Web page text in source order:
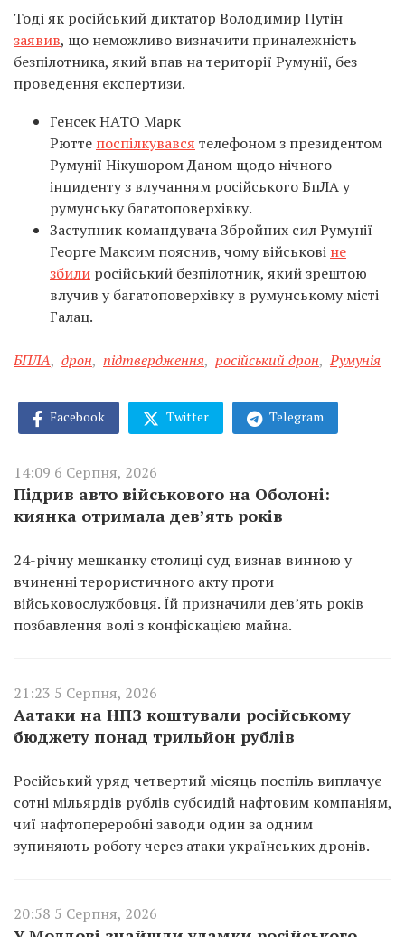
Тоді як російський диктатор Володимир Путін
заявив, що неможливо визначити приналежність
безпілотника, який впав на території Румунії, без
проведення експертизи.
Генсек НАТО Марк
Рютте поспілкувався телефоном з президентом
Румунії Нікушором Даном щодо нічного
інциденту з влучанням російського БпЛА у
румунську багатоповерхівку.
Заступник командувача Збройних сил Румунії
Георге Максим пояснив, чому військові не
збили російський безпілотник, який зрештою
влучив у багатоповерхівку в румунському місті
Галац.
БПЛА, дрон, підтвердження, російський дрон, Румунія
Facebook Twitter Telegram
14:09 6 Серпня, 2026
Підрив авто військового на Оболоні:
киянка отримала дев’ять років
24-річну мешканку столиці суд визнав винною у
вчиненні терористичного акту проти
військовослужбовця. Їй призначили дев’ять років
позбавлення волі з конфіскацією майна.
21:23 5 Серпня, 2026
Аатаки на НПЗ коштували російському
бюджету понад трильйон рублів
Російський уряд четвертий місяць поспіль виплачує
сотні мільярдів рублів субсидій нафтовим компаніям,
чиї нафтопереробні заводи один за одним
зупиняють роботу через атаки українських дронів.
20:58 5 Серпня, 2026